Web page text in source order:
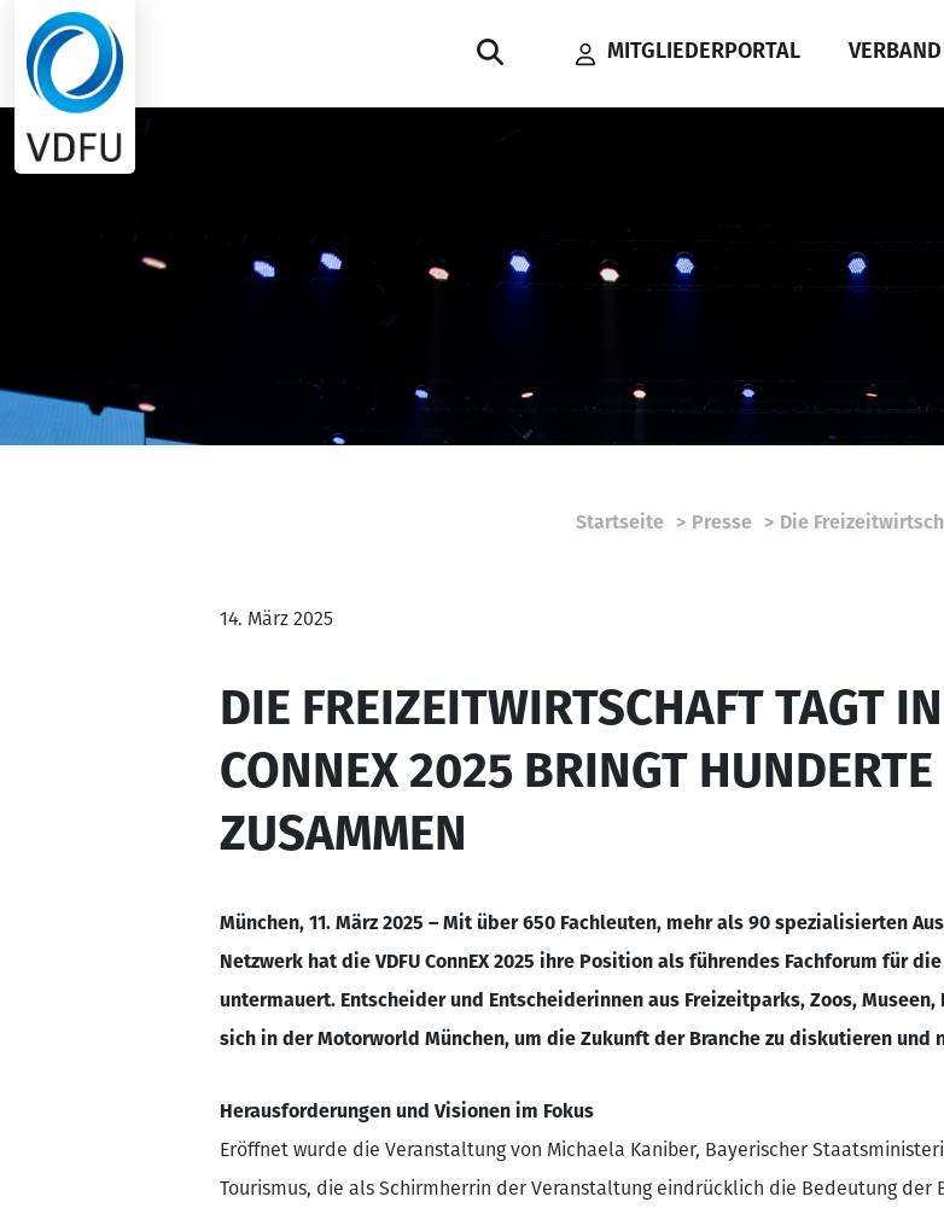
MITGLIEDERPORTAL VERBAND
Startseite Presse Die
14. März 2025
DIE FREIZEITWIRTSCHAFT TAGT
CONNEX 2025 BRINGT
ZUSAMMEN
München, 11. März 2025 – Mit über 650 Fachleuten, mehr als 90 spezialisierten
Netzwerk hat die VDFU ConnEX 2025 ihre Position als führendes Fachforum für
untermauert. Entscheider und Entscheiderinnen aus Freizeitparks, Zoos,
sich in der Motorworld München, um die Zukunft der Branche zu diskutieren und
Herausforderungen und Visionen im Fokus
Eröffnet wurde die Veranstaltung von Michaela Kaniber, Bayerischer
Tourismus, die als Schirmherrin der Veranstaltung eindrücklich die Bedeutung der